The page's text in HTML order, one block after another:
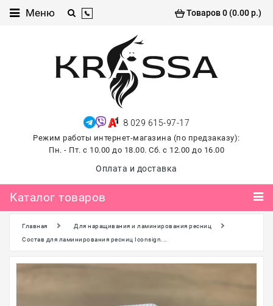
Меню Товаров 0 (0.00 р.)
8 029 615-97-17
Режим работы интернет-магазина (по предзаказу):
Пн. - Пт. с 10.00 до 18.00. Сб. с 12.00 до 16.00
Оплата и доставка
Каталог товаров
Каталог
и
педикюра
Для
наращивания и
ресниц
Главная
Для наращивания и ламинирования ресниц
Состав для ламинирования ресниц Iconsign...